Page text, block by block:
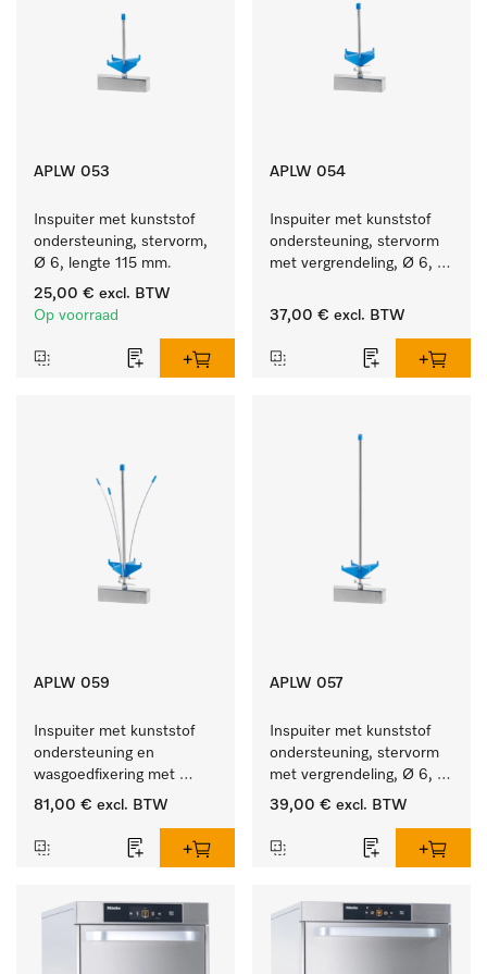
APLW 053
Inspuiter met kunststof
ondersteuning, stervorm,
Ø 6, lengte 115 mm.
25,00 € excl. BTW
Op voorraad
APLW 054
Inspuiter met kunststof
ondersteuning, stervorm
met vergrendeling, Ø 6,
37,00 € excl. BTW
APLW 059
Inspuiter met kunststof
ondersteuning en
wasgoedfixering met
vergr., Ø 6, lengte
81,00 € excl. BTW
APLW 057
Inspuiter met kunststof
ondersteuning, stervorm
met vergrendeling, Ø 6,
lengte 275 mm.
39,00 € excl. BTW